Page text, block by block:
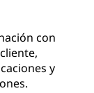
con
y